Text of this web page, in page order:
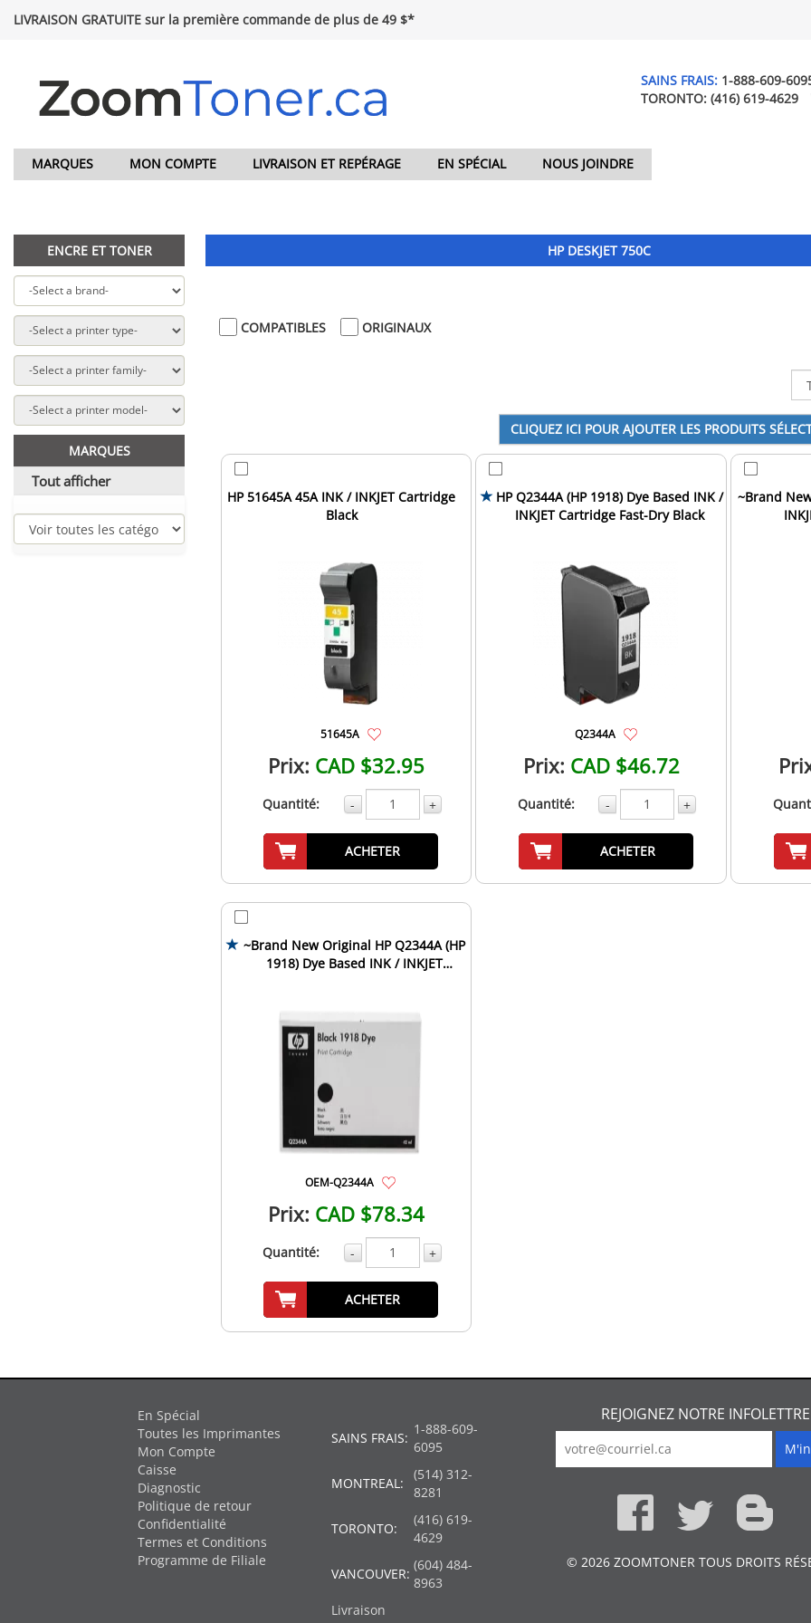
LIVRAISON GRATUITE sur la première commande de plus de 49 $*
SAINS FRAIS: 1-888-609-
TORONTO: (416) 619-4629
MARQUES MON COMPTE LIVRAISON ET REPÉRAGE EN SPÉCIAL NOUS JOINDRE
ENCRE ET TONER
MARQUES
Tout afficher
HP DESKJET 750C
COMPATIBLES ORIGINAUX
HP 51645A 45A INK / INKJET Cartridge
Black
51645A
Prix: CAD $32.95
Quantité: - +
ACHETER
HP Q2344A (HP 1918) Dye Based INK /
INKJET Cartridge Fast-Dry Black
Q2344A
Prix: CAD $46.72
Quantité: - +
ACHETER
~Brand
~Brand New Original HP Q2344A (HP
1918) Dye Based INK / INKJET
OEM-Q2344A
Prix: CAD $78.34
Quantité: - +
ACHETER
En Spécial
Toutes les Imprimantes
Mon Compte
Caisse
Diagnostic
Politique de retour
Confidentialité
Termes et Conditions
Programme de Filiale
SAINS FRAIS:
1-888-609-
6095
MONTREAL:
(514) 312-
8281
TORONTO:
(416) 619-
4629
VANCOUVER:
(604) 484-
8963
Livraison
REJOIGNEZ NOTRE INFOLETTRE
© 2026 ZOOMTONER TOUS DROITS